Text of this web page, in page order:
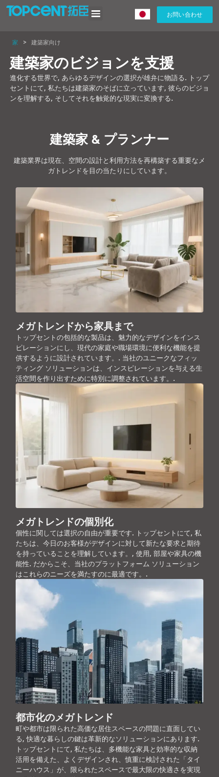
お問い合わせ
家 > 建築家向け
建築家のビジョンを支援
進化する世界で, あらゆるデザインの選択が雄弁に物語る. トップ
セントにて, 私たちは建築家のそばに立っています, 彼らのビジョ
ンを理解する, そしてそれを触覚的な現実に変換する.
建築家 & プランナー
建築業界は現在、空間の設計と利用方法を再構築する重要なメ
ガトレンドを目の当たりにしています。
メガトレンドから家具まで
トップセントの包括的な製品は、魅力的なデザインをインス
ピレーションにし、現代の家庭や職場環境に便利な機能を提
供するように設計されています。. 当社のユニークなフィッ
ティング ソリューションは、インスピレーションを与える生
活空間を作り出すために特別に調整されています。.
メガトレンドの個別化
個性に関しては選択の自由が重要です. トップセントにて, 私
たちは、今日のお客様がデザインに対して新たな要求と期待
を持っていることを理解しています。, 使用, 部屋や家具の機
能性. だからこそ、当社のプラットフォーム ソリューション
はこれらのニーズを満たすのに最適です。.
都市化のメガトレンド
町や都市は限られた高価な居住スペースの問題に直面してい
る, 快適な暮らしの鍵は革新的なソリューションにあります.
トップセントにて, 私たちは、多機能な家具と効率的な収納
活用を備えた、よくデザインされ、慎重に検討された「タイ
ニーハウス」が、限られたスペースで最大限の快適さを実現